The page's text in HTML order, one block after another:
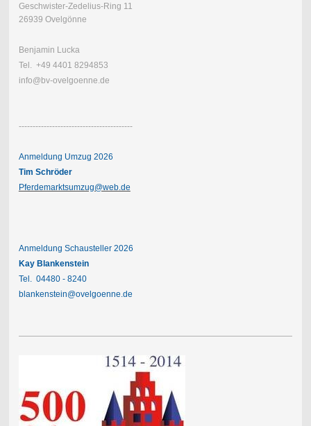
Geschwister-Zedelius-Ring 11
26939 Ovelgönne
Benjamin Lucka
Tel. +49 4401 8294853
info@bv-ovelgoenne.de
-----------------------------------------
Anmeldung Umzug 2026
Tim Schröder
Pferdemarktsumzug@web.de
Anmeldung Schausteller 2026
Kay Blankenstein
Tel. 04480 - 8240
blankenstein@ovelgoenne.de